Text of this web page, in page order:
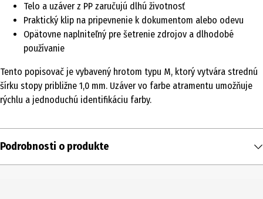
Telo a uzáver z PP zaručujú dlhú životnosť
Praktický klip na pripevnenie k dokumentom alebo odevu
Opätovne naplniteľný pre šetrenie zdrojov a dlhodobé
používanie
Tento popisovač je vybavený hrotom typu M, ktorý vytvára strednú
šírku stopy približne 1,0 mm. Uzáver vo farbe atramentu umožňuje
rýchlu a jednoduchú identifikáciu farby.
Podrobnosti o produkte